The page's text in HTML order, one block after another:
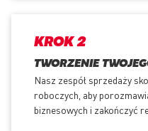
KROK 2
TWORZENIE
Nasz zespół sprzedaży
roboczych, aby
biznesowych i zakończyć